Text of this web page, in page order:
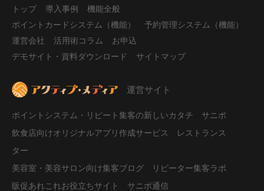
トップ 導入事例
機能全般
ポイントカードシステム（機能）
予約管理システム（機能）
運営会社
活用術コラム
お申込
デモサイト・資料ダウンロード
サイトマップ
運営サイト
ポイントシステム・リピート集客の新しいカタチ サニポ
飲食店向けオリジナルアプリ作成サービス レストランス
ター
美容室・美容サロン向け集客ブログ リピーター集客ラボ
販促あれこれお役立ちサイト サニポ通信